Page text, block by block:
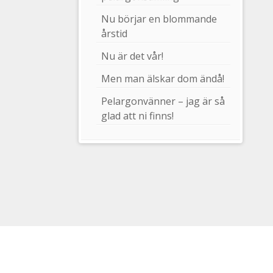
Nu börjar en blommande
årstid
Nu är det vår!
Men man älskar dom ändå!
Pelargonvänner – jag är så
glad att ni finns!